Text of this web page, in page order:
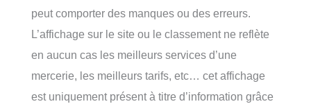
peut comporter des manques ou des erreurs.
L’affichage sur le site ou le classement ne reflète
en aucun cas les meilleurs services d’une
mercerie, les meilleurs tarifs, etc… cet affichage
est uniquement présent à titre d’information grâce